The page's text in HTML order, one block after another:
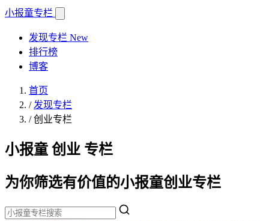
小报童专栏
发现专栏 New
排行榜
博客
首页
/ 发现专栏
/创业专栏
小报童 创业 专栏
为你筛选有价值的小报童创业专栏